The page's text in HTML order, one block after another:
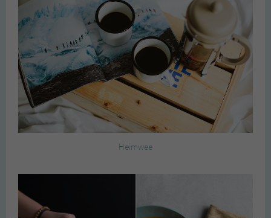
Heimwee